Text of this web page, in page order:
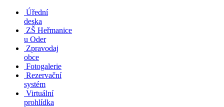
Úřední
deska
ZŠ Heřmanice
u Oder
Zpravodaj
obce
Fotogalerie
Rezervační
systém
Virtuální
prohlídka